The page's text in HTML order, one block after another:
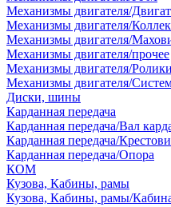
Механизмы двигателя/
Механизмы двигателя/
Механизмы двигателя/
Механизмы двигателя/прочее
Механизмы двигателя/
Механизмы двигателя/
Диски, шины
Карданная передача
Карданная передача/Вал
Карданная передача/
Карданная передача/Опора
КОМ
Кузова, Кабины, рамы
Кузова, Кабины, рамы/